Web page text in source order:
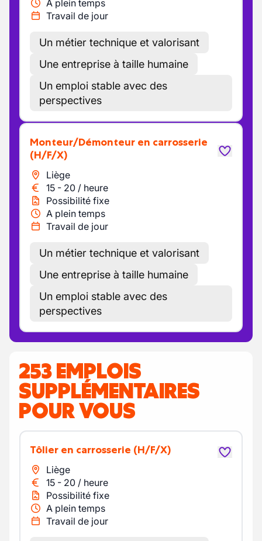
A plein temps
Travail de jour
Un métier technique et valorisant
Une entreprise à taille humaine
Un emploi stable avec des
perspectives
Monteur/Démonteur en carrosserie
(H/F/X)
Liège
15 - 20 / heure
Possibilité fixe
A plein temps
Travail de jour
Un métier technique et valorisant
Une entreprise à taille humaine
Un emploi stable avec des
perspectives
253 EMPLOIS
SUPPLÉMENTAIRES
POUR VOUS
Tôlier en carrosserie (H/F/X)
Liège
15 - 20 / heure
Possibilité fixe
A plein temps
Travail de jour